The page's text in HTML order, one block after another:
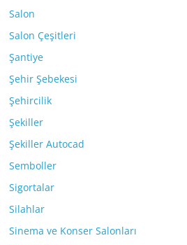
Salon
Salon Çeşitleri
Şantiye
Şehir Şebekesi
Şehircilik
Şekiller
Şekiller Autocad
Semboller
Sigortalar
Silahlar
Sinema ve Konser Salonları